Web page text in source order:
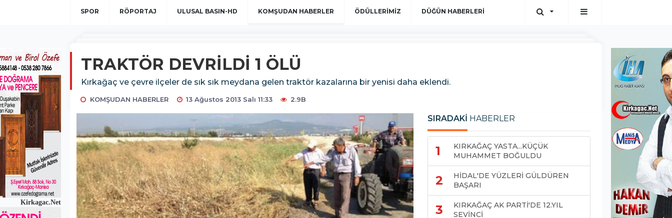
SPOR RÖPORTAJ ULUSAL BASIN-HD KOMŞUDAN HABERLER ÖDÜLLERİMİZ DÜĞÜN HABERLERİ
TRAKTÖR DEVRİLDİ 1 ÖLÜ
Kırkağaç ve çevre ilçeler de sık sık meydana gelen traktör kazalarına bir yenisi daha eklendi.
KOMŞUDAN HABERLER 13 Ağustos 2013 Salı 11:33 2.9B
SIRADAKİ HABERLER
1
KIRKAĞAÇ YASTA...KÜÇÜK
MUHAMMET BOĞULDU
2
HİDAL'DE YÜZLERİ GÜLDÜREN
BAŞARI
3
KIRKAĞAÇ AK PARTİ'DE 12.YIL
SEVİNCİ
Kirkagac.Net